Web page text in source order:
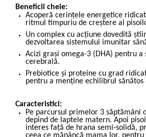
Beneficii cheie:
Acoperă cerințele energetice
ritmul timpuriu de creștere al
Un complex cu acțiune dovedită
dezvoltarea sistemului imunitar
Acizi grași omega-3 (DHA) pentru
cerebrală.
Prebiotice și proteine cu grad
pentru a menține echilibrul
Caracteristici:
Pe parcursul primelor 3 săptămâni
depind de laptele matern. Apoi
interes față de hrana semi-solidă,